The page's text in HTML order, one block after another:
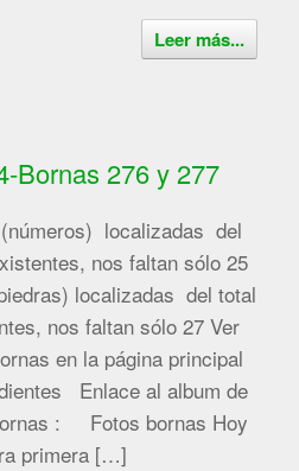
Leer más...
Bornas 276 y 277
localizadas del
nos faltan sólo 25
localizadas del total
nos faltan sólo 27 Ver
en la página principal
Enlace al album de
: Fotos bornas Hoy
primera […]